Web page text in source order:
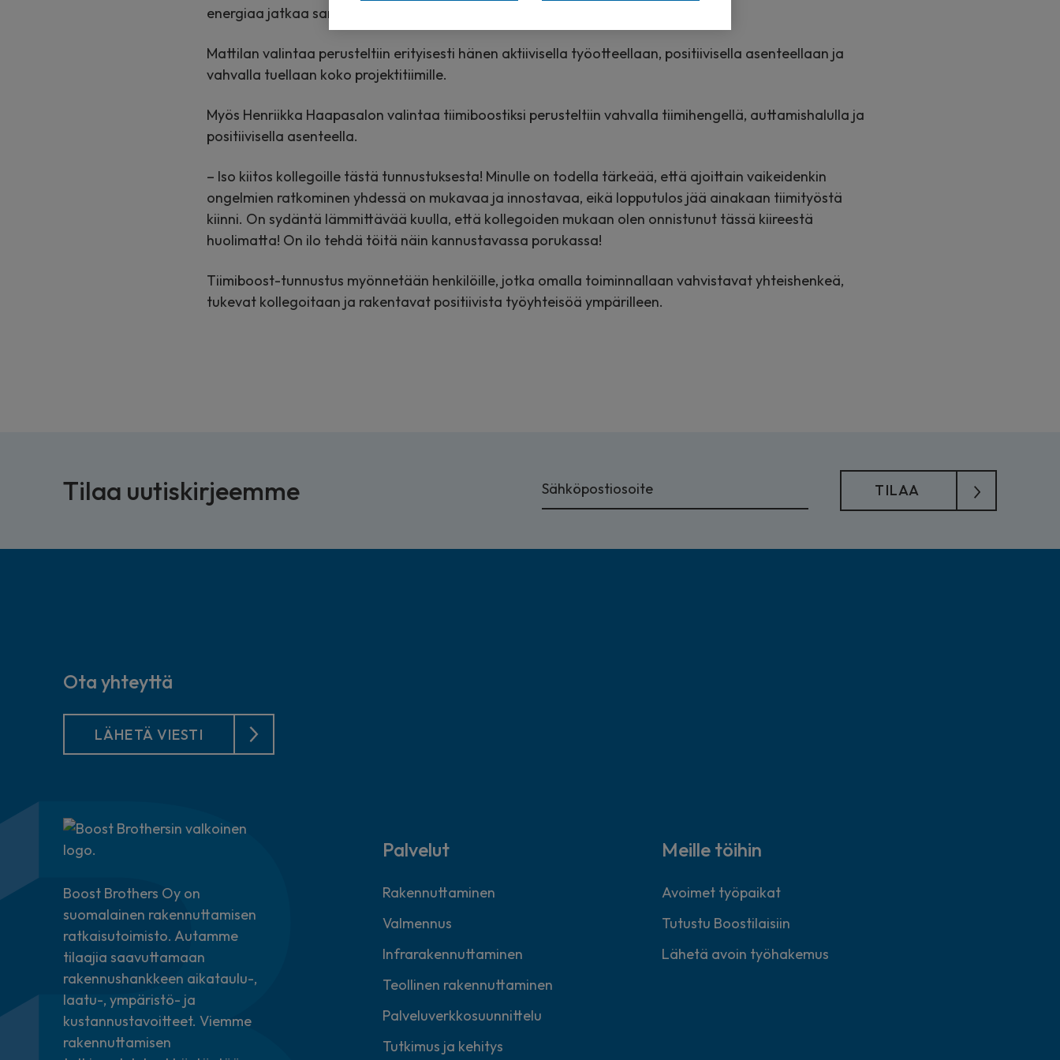
energiaa jatkaa samalla tekemisen meiningillä myös tulevaisuudessa.
Mattilan valintaa perusteltiin erityisesti hänen aktiivisella työotteellaan, positiivisella asenteellaan ja
vahvalla tuellaan koko projektitiimille.
Myös Henriikka Haapasalon valintaa tiimiboostiksi perusteltiin vahvalla tiimihengellä, auttamishalulla ja
positiivisella asenteella.
– Iso kiitos kollegoille tästä tunnustuksesta! Minulle on todella tärkeää, että ajoittain vaikeidenkin
ongelmien ratkominen yhdessä on mukavaa ja innostavaa, eikä lopputulos jää ainakaan tiimityöstä
kiinni. On sydäntä lämmittävää kuulla, että kollegoiden mukaan olen onnistunut tässä kiireestä
huolimatta! On ilo tehdä töitä näin kannustavassa porukassa!
Tiimiboost-tunnustus myönnetään henkilöille, jotka omalla toiminnallaan vahvistavat yhteishenkeä,
tukevat kollegoitaan ja rakentavat positiivista työyhteisöä ympärilleen.
Tilaa uutiskirjeemme
Boost Brothers Oy on
suomalainen rakennuttamisen
ratkaisutoimisto. Autamme
tilaajia saavuttamaan
rakennushankkeen aikataulu-,
laatu-, ympäristö- ja
kustannustavoitteet. Viemme
rakennuttamisen
Palvelut
Rakennuttaminen
Valmennus
Infrarakennuttaminen
Teollinen rakennuttaminen
Palveluverkkosuunnittelu
Tutkimus ja kehitys
Meille töihin
Avoimet työpaikat
Tutustu Boostilaisiin
Lähetä avoin työhakemus
Ota yhteyttä
LÄHETÄ VIESTI